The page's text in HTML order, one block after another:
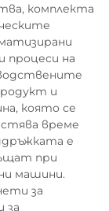
комплекта
процеси на
и
която се
време
е
при
машини.
за
за